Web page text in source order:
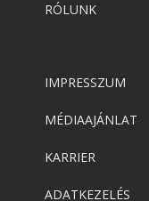
RÓLUNK
IMPRESSZUM
MÉDIAAJÁNLAT
KARRIER
ADATKEZELÉS